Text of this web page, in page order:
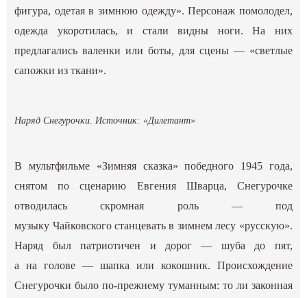
фигура, одетая в зимнюю одежду». Персонаж помолодел,
одежда укоротилась, и стали видны ноги. На них
предлагались валенки или боты, для сцены — «светлые
сапожки из ткани».
Наряд Снегурочки. Источник: «Дилетант»
В мультфильме «Зимняя сказка» победного 1945 года,
снятом по сценарию Евгения Шварца, Снегурочке
отводилась скромная роль — под
музыку Чайковского станцевать в зимнем лесу «русскую».
Наряд был патриотичен и дорог — шуба до пят,
а на голове — шапка или кокошник. Происхождение
Снегурочки было по-прежнему туманным: то ли законная